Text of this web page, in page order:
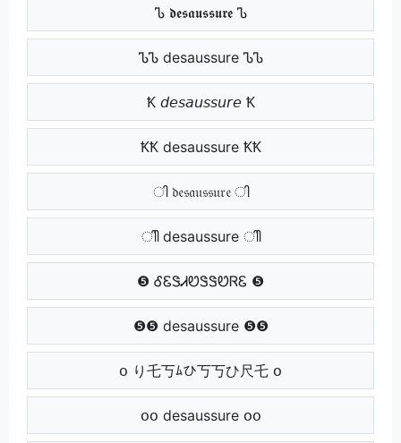
Ꮦ 𝖉𝖊𝖘𝖆𝖚𝖘𝖘𝖚𝖗𝖊 Ꮦ
ᏖᏖ desaussure ᏖᏖ
Ꝁ 𝘥𝘦𝘴𝘢𝘶𝘴𝘴𝘶𝘳𝘦 Ꝁ
ꝀꝀ desaussure ꝀꝀ
ി 𝔡𝔢𝔰𝔞𝔲𝔰𝔰𝔲𝔯𝔢 ി
ിി desaussure ിി
❺ ᎴᏋᏕᏗᏬᏕᏕᏬᏒᏋ ❺
❺❺ desaussure ❺❺
օ り乇丂ﾑひ丂丂ひ尺乇 օ
օօ desaussure օօ